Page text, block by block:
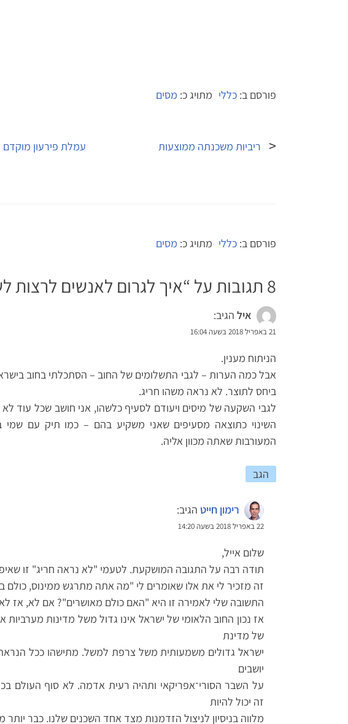
פורסם ב: כללי מתויג כ: מסים
ריביות משכנתה ממוצעות עמלת פירעון מוקדם
פורסם ב: כללי מתויג כ: מסים
8 תגובות על “ איך לגרום לאנשים לרצות
איל הגיב:
21 באפריל 2018 בשעה 16:04
הניתוח מענין.
אבל כמה הערות – לגבי התשלומים של החוב – הסתכלתי בחוב
ביחס לתוצר. לא נראה משהו חריג.
לגבי השקעה של מיסים ויעודם לסעיף כלשהו, אני חושב שכל עוד
השינוי כתוצאה מסעיפים שאני משקיע בהם – כמו תיק עם
המעורבות שאתה מכוון אליה.
הגב
רימון חייט הגיב:
22 באפריל 2018 בשעה 14:20
שלום אייל,
תודה רבה על התגובה המושקעת. לטעמי "לא נראה חריג" זו
זה מזכיר לי את אלו שאומרים לי "מה אתה מתרגש ממינוס, כולם
התשובה שלי לאמירה זו היא "האם כולם מאושרים"? אם לא, אז
אז נכון החוב הלאומי של ישראל אינו גדול משל מדינות
של מדינת
ישראל גדולים משמעותית משל צרפת למשל. מתישהו ככל
יושבים
על השבר הסורי־אפריקאי ותהיה רעית אדמה. לא סוף העולם
זה יכול להיות
מלווה בניסיון לניצול הזדמנות מצד אחד השכנים שלנו. כבר